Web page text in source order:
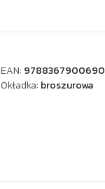
EAN: 9788367900690
Okładka: broszurowa